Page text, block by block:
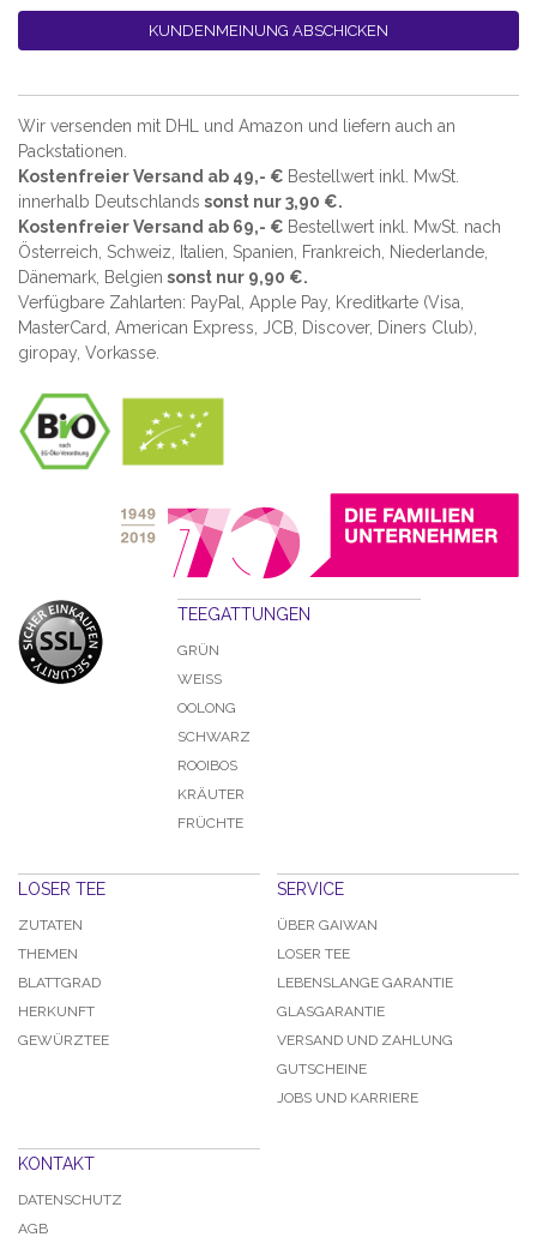
KUNDENMEINUNG ABSCHICKEN
Wir versenden mit DHL und Amazon und liefern auch an
Packstationen.
Kostenfreier Versand ab 49,- € Bestellwert inkl. MwSt.
innerhalb Deutschlands sonst nur 3,90 €.
Kostenfreier Versand ab 69,- € Bestellwert inkl. MwSt. nach
Österreich, Schweiz, Italien, Spanien, Frankreich, Niederlande,
Dänemark, Belgien sonst nur 9,90 €.
Verfügbare Zahlarten: PayPal, Apple Pay, Kreditkarte (Visa,
MasterCard, American Express, JCB, Discover, Diners Club),
giropay, Vorkasse.
TEEGATTUNGEN
GRÜN
WEISS
OOLONG
SCHWARZ
ROOIBOS
KRÄUTER
FRÜCHTE
LOSER TEE
ZUTATEN
THEMEN
BLATTGRAD
HERKUNFT
GEWÜRZTEE
SERVICE
ÜBER GAIWAN
LOSER TEE
LEBENSLANGE GARANTIE
GLASGARANTIE
VERSAND UND ZAHLUNG
GUTSCHEINE
JOBS UND KARRIERE
KONTAKT
DATENSCHUTZ
AGB